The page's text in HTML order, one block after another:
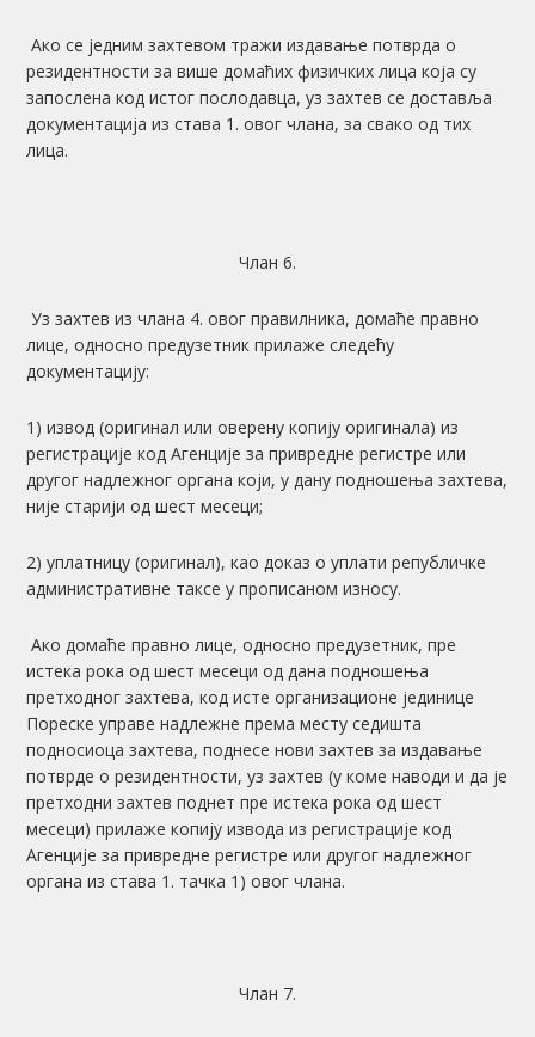
Ако се једним захтевом тражи издавање потврда о
резидентности за више домаћих физичких лица која су
запослена код истог послодавца, уз захтев се доставља
документација из става 1. овог члана, за свако од тих
лица.
Члан 6.
Уз захтев из члана 4. овог правилника, домаће правно
лице, односно предузетник прилаже следећу
документацију:
1) извод (оригинал или оверену копију оригинала) из
регистрације код Агенције за привредне регистре или
другог надлежног органа који, у дану подношења захтева,
није старији од шест месеци;
2) уплатницу (оригинал), као доказ о уплати републичке
административне таксе у прописаном износу.
Ако домаће правно лице, односно предузетник, пре
истека рока од шест месеци од дана подношења
претходног захтева, код исте организационе јединице
Пореске управе надлежне према месту седишта
подносиоца захтева, поднесе нови захтев за издавање
потврде о резидентности, уз захтев (у коме наводи и да је
претходни захтев поднет пре истека рока од шест
месеци) прилаже копију извода из регистрације код
Агенције за привредне регистре или другог надлежног
органа из става 1. тачка 1) овог члана.
Члан 7.